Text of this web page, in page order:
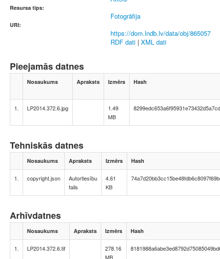
Resursa tips:
Fotogrāfija
URI:
https://dom.lndb.lv/data/obj/865057
RDF dati | XML dati
Pieejamās datnes
Nosaukums Apraksts Izmērs Hash
1. LP2014.372.6.jpg
1.49
MB
Tehniskās datnes
Nosaukums Apraksts Izmērs Hash
1. copyright.json
Autortiesību
fails
4.61
KB
Arhīvdatnes
Nosaukums Apraksts Izmērs Hash
1. LP2014.372.6.tif
278.16
MB